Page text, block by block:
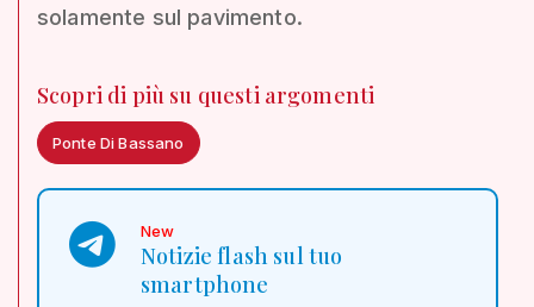
solamente sul pavimento.
Scopri di più su questi argomenti
Ponte Di Bassano
New
Notizie flash sul tuo
smartphone